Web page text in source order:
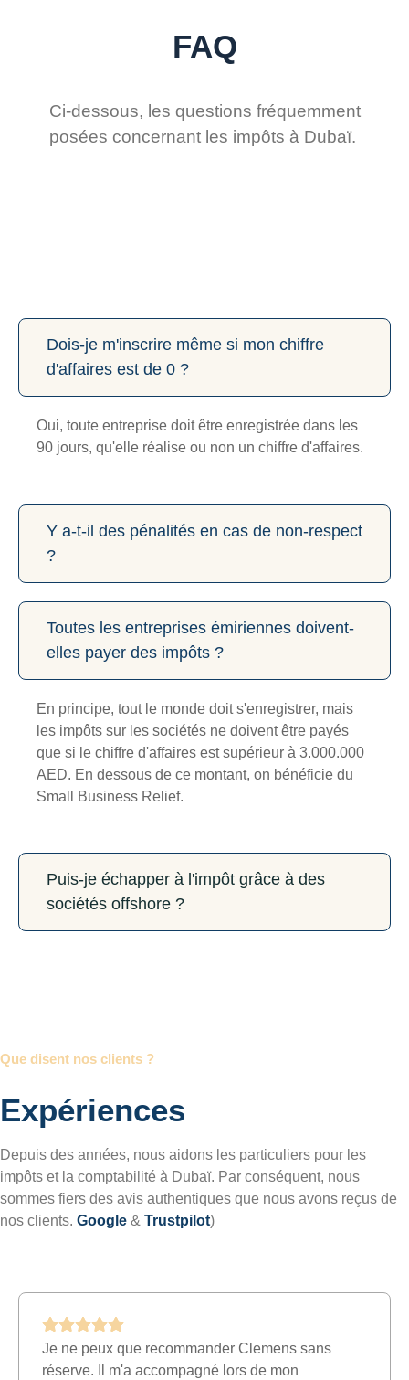
FAQ
Ci-dessous, les questions fréquemment
posées concernant les impôts à Dubaï.
Dois-je m'inscrire même si mon chiffre
d'affaires est de 0 ?
Oui, toute entreprise doit être enregistrée dans les
90 jours, qu'elle réalise ou non un chiffre d'affaires.
Y a-t-il des pénalités en cas de non-respect
?
Toutes les entreprises émiriennes doivent-
elles payer des impôts ?
En principe, tout le monde doit s'enregistrer, mais
les impôts sur les sociétés ne doivent être payés
que si le chiffre d'affaires est supérieur à 3.000.000
AED. En dessous de ce montant, on bénéficie du
Small Business Relief.
Puis-je échapper à l'impôt grâce à des
sociétés offshore ?
Que disent nos clients ?
Expériences
Depuis des années, nous aidons les particuliers pour les
impôts et la comptabilité à Dubaï. Par conséquent, nous
sommes fiers des avis authentiques que nous avons reçus de
nos clients. Google & Trustpilot)
Je ne peux que recommander Clemens sans
réserve. Il m'a accompagné lors de mon